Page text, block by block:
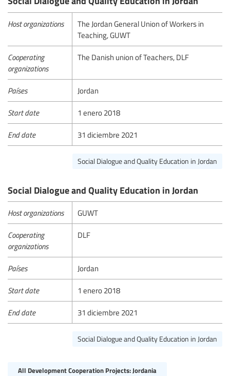
Host organizations
The Jordan General Union of Workers in
Teaching, GUWT
Cooperating
organizations
The Danish union of Teachers, DLF
Países Jordan
Start date 1 enero 2018
End date 31 diciembre 2021
Social Dialogue and Quality Education in Jordan
Social Dialogue and Quality Education in Jordan
Host organizations GUWT
Cooperating
organizations
DLF
Países Jordan
Start date 1 enero 2018
End date 31 diciembre 2021
Social Dialogue and Quality Education in Jordan
All Development Cooperation Projects: Jordania